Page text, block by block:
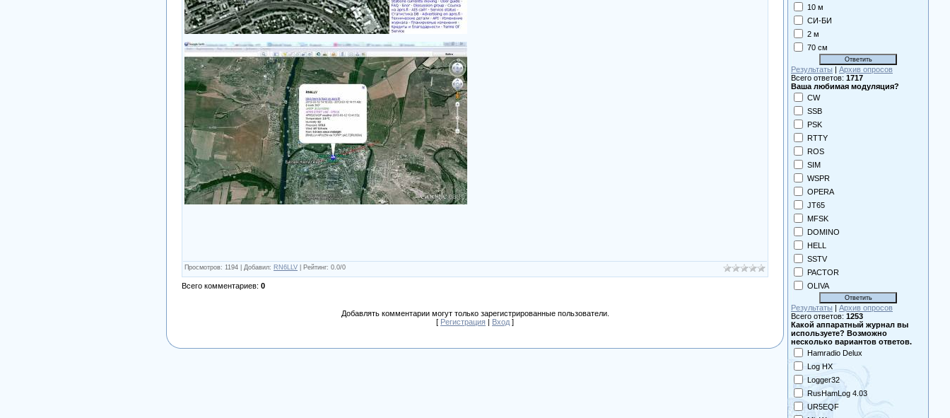
Просмотров: 1194 | Добавил: RN6LLV Рейтинг: 0.0/0
Всего комментариев: 0
Добавлять комментарии могут только зарегистрированные пользователи.
[ Регистрация | Вход ]
10 м
СИ-БИ
2 м
70 см
Результаты | Архив опросов
Всего ответов: 1717
Ваша любимая модуляция?
CW
SSB
PSK
RTTY
ROS
SIM
WSPR
OPERA
JT65
MFSK
DOMINO
HELL
SSTV
PACTOR
OLIVA
Результаты | Архив опросов
Всего ответов: 1253
Какой аппаратный журнал вы
используете? Возможно
несколько вариантов ответов.
Hamradio Delux
Log HX
Logger32
RusHamLog 4.03
UR5EQF